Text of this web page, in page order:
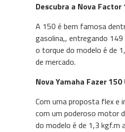
Descubra a Nova Factor
A 150 é bem famosa
gasolina,, entregando
o torque do modelo é de
de mercado.
Nova Yamaha Fazer 150
Com uma proposta flex e
com um poderoso motor
do modelo é de 1,3 kgf.m